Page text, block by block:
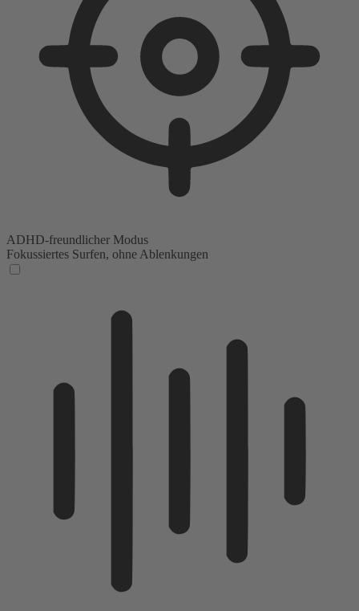
ADHD-freundlicher Modus
Fokussiertes Surfen, ohne Ablenkungen